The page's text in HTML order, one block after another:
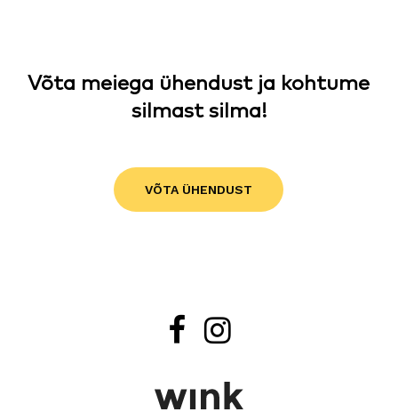
Võta meiega ühendust ja kohtume
silmast silma!
VÕTA ÜHENDUST